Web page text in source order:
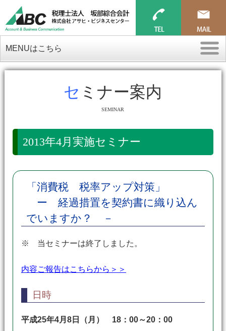
MENUはこちら
セミナー案内
SEMINAR
2013年4月実施セミナー
「消費税 税率アップ対策」
ー 経過措置を契約書に織り込ん
でいますか？ －
※ 当セミナーは終了しました。
内容ご報告はこちらから＞＞
日時
平成25年4月8日（月） 18：00～20：00